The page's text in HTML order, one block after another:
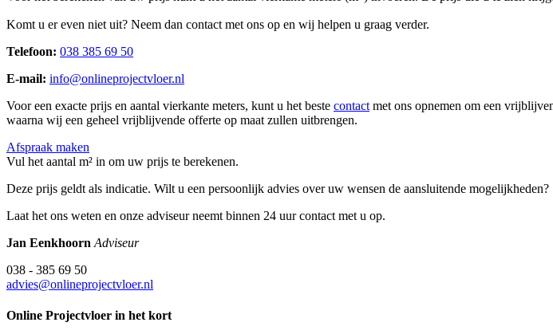
Komt u er even niet uit? Neem dan contact met ons op en wij helpen u graag verder.
Telefoon: 038 385 69 50
E-mail: info@onlineprojectvloer.nl
Voor een exacte prijs en aantal vierkante meters, kunt u het beste contact met ons opnemen om een
waarna wij een geheel vrijblijvende offerte op maat zullen uitbrengen.
Afspraak maken
Vul het aantal m² in om uw prijs te berekenen.
Deze prijs geldt als indicatie. Wilt u een persoonlijk advies over uw wensen de aansluitende mogelijkheden?
Laat het ons weten en onze adviseur neemt binnen 24 uur contact met u op.
Jan Eenkhoorn Adviseur
038 - 385 69 50
advies@onlineprojectvloer.nl
Online Projectvloer in het kort